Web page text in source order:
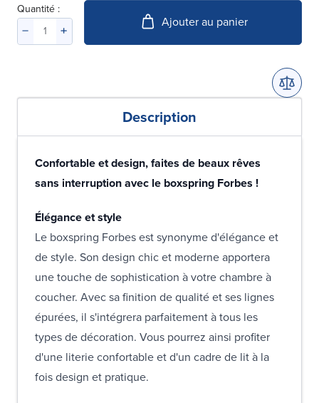
Quantité :
Ajouter au panier
Description
Confortable et design, faites de beaux rêves
sans interruption avec le boxspring Forbes !
Élégance et style
Le boxspring Forbes est synonyme d'élégance et
de style. Son design chic et moderne apportera
une touche de sophistication à votre chambre à
coucher. Avec sa finition de qualité et ses lignes
épurées, il s'intégrera parfaitement à tous les
types de décoration. Vous pourrez ainsi profiter
d'une literie confortable et d'un cadre de lit à la
fois design et pratique.